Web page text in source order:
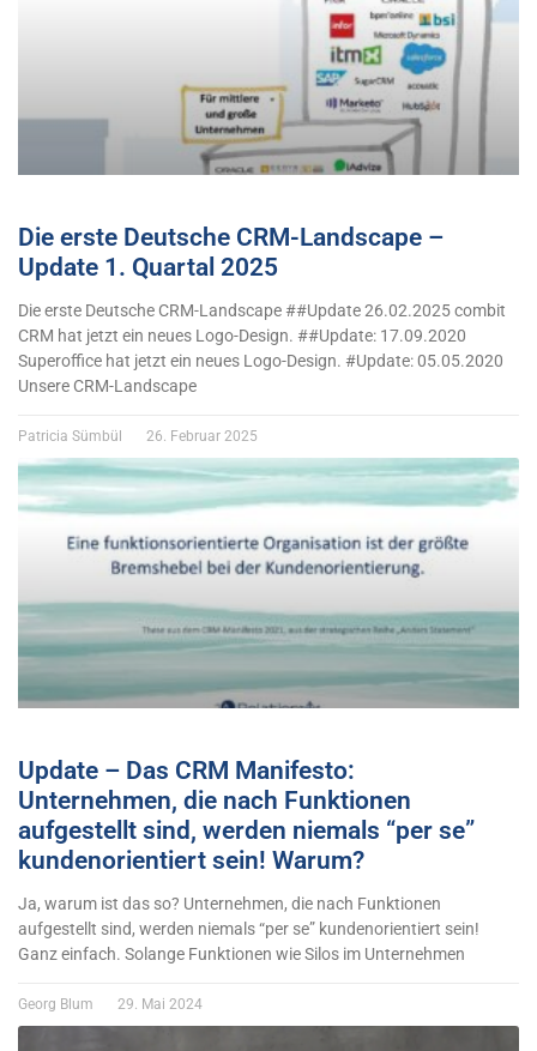
Die erste Deutsche CRM-Landscape –
Update 1. Quartal 2025
Die erste Deutsche CRM-Landscape ##Update 26.02.2025 combit
CRM hat jetzt ein neues Logo-Design. ##Update: 17.09.2020
Superoffice hat jetzt ein neues Logo-Design. #Update: 05.05.2020
Unsere CRM-Landscape
Patricia Sümbül 26. Februar 2025
Update – Das CRM Manifesto:
Unternehmen, die nach Funktionen
aufgestellt sind, werden niemals “per se”
kundenorientiert sein! Warum?
Ja, warum ist das so? Unternehmen, die nach Funktionen
aufgestellt sind, werden niemals “per se” kundenorientiert sein!
Ganz einfach. Solange Funktionen wie Silos im Unternehmen
Georg Blum 29. Mai 2024